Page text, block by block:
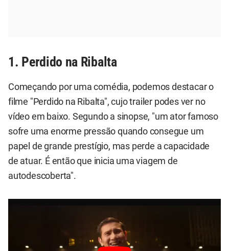
1. Perdido na Ribalta
Começando por uma comédia, podemos destacar o
filme "Perdido na Ribalta", cujo trailer podes ver no
vídeo em baixo. Segundo a sinopse, "um ator famoso
sofre uma enorme pressão quando consegue um
papel de grande prestígio, mas perde a capacidade
de atuar. É então que inicia uma viagem de
autodescoberta".